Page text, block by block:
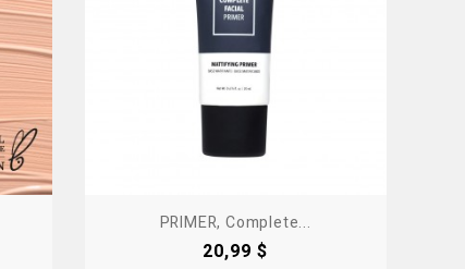
PRIMER, Complete...
Precio
20,99 $